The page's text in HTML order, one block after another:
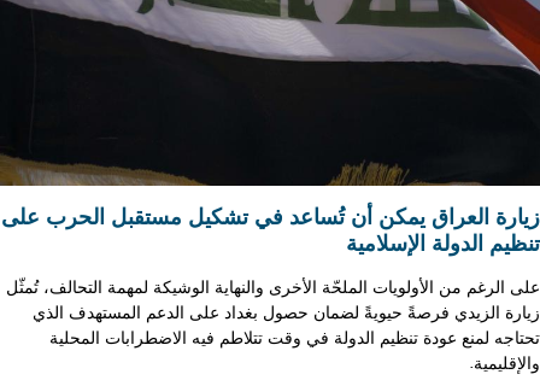
زيارة العراق يمكن أن تُساعد في تشكيل مستقبل الحرب على
تنظيم الدولة الإسلامية
على الرغم من الأولويات الملحّة الأخرى والنهاية الوشيكة لمهمة التحالف، تُمثّل
زيارة الزيدي فرصةً حيويةً لضمان حصول بغداد على الدعم المستهدف الذي
تحتاجه لمنع عودة تنظيم الدولة في وقت تتلاطم فيه الاضطرابات المحلية
والإقليمية.